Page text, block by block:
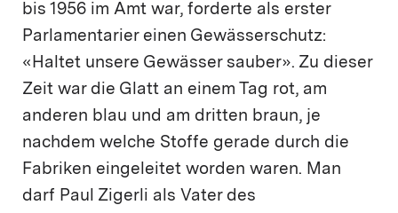
bis 1956 im Amt war, forderte als erster
Parlamentarier einen Gewässerschutz:
«Haltet unsere Gewässer sauber». Zu dieser
Zeit war die Glatt an einem Tag rot, am
anderen blau und am dritten braun, je
nachdem welche Stoffe gerade durch die
Fabriken eingeleitet worden waren. Man
darf Paul Zigerli als Vater des